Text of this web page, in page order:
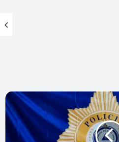
PJ
nega
que
homicídio